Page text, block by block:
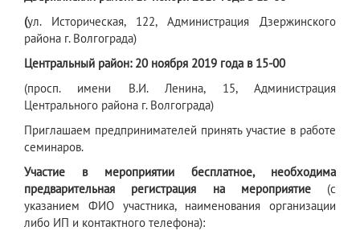
(ул. Историческая, 122, Администрация Дзержинского
района г. Волгограда)
Центральный район: 20 ноября 2019 года в 15-00
(просп. имени В.И. Ленина, 15, Администрация
Центрального района г. Волгограда)
Приглашаем предпринимателей принять участие в работе
семинаров.
Участие в мероприятии бесплатное, необходима
предварительная регистрация на мероприятие (с
указанием ФИО участника, наименования организации
либо ИП и контактного телефона):